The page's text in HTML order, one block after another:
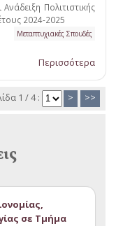
Πολιτιστικής
2024-2025
Μεταπτυχιακές Σπουδές
Περισσότερα
1 / 4 : > >>
σε Τμήμα